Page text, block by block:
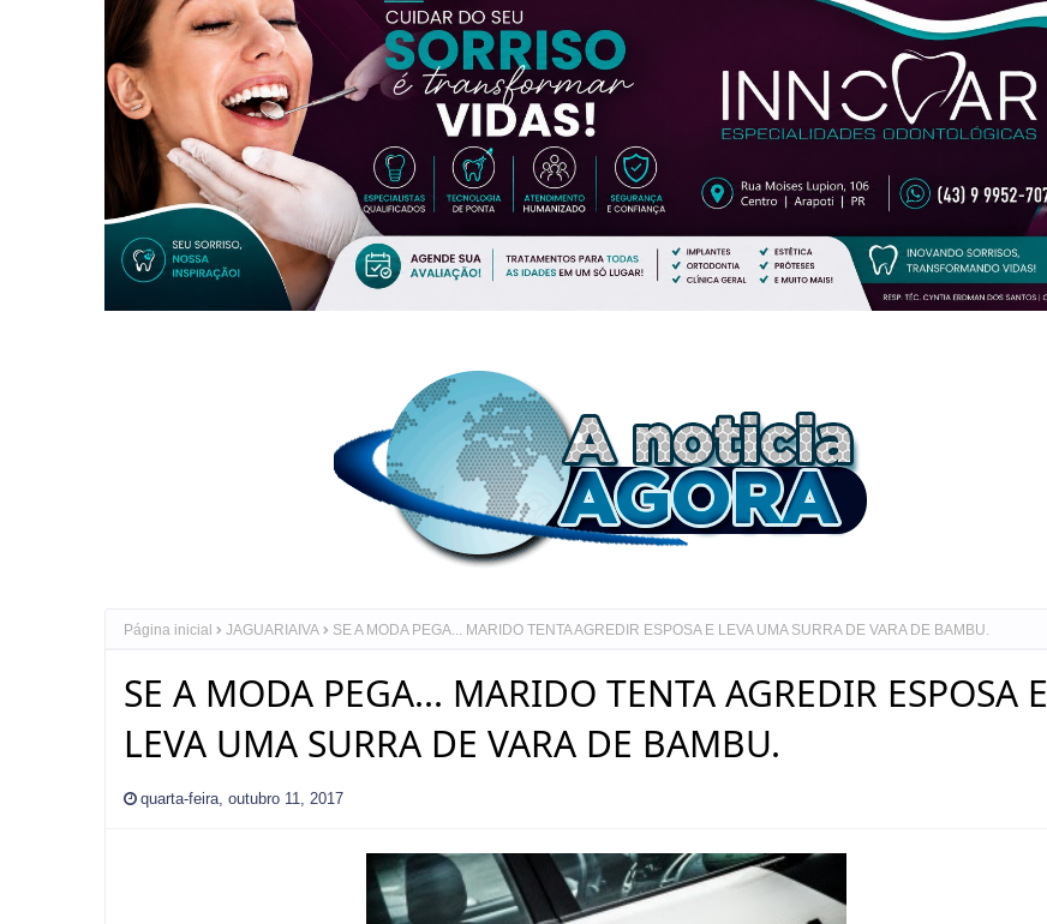
Página inicial JAGUARIAIVA SE A MODA PEGA... MARIDO TENTA AGREDIR ESPOSA E LEVA UMA SURRA DE VARA DE BAMBU.
SE A MODA PEGA... MARIDO TENTA AGREDIR ESPOSA E
LEVA UMA SURRA DE VARA DE BAMBU.
quarta-feira, outubro 11, 2017